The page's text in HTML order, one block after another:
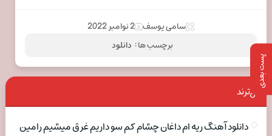
پست بعدی
سامی یوسف 2 نوامبر 2022
برچسب ها : دانلود
ترند
دانلود آهنگ ریه ام داغان چشام کم سو داریم غرق میشیم رامین